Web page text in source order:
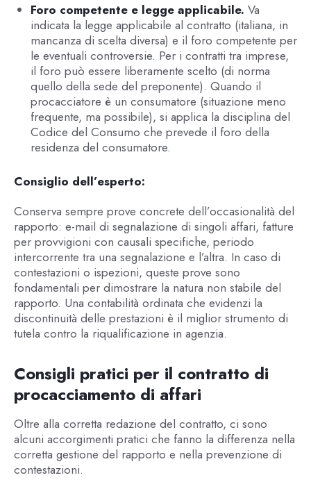
Foro competente e legge applicabile. Va
indicata la legge applicabile al contratto (italiana, in
mancanza di scelta diversa) e il foro competente per
le eventuali controversie. Per i contratti tra imprese,
il foro può essere liberamente scelto (di norma
quello della sede del preponente). Quando il
procacciatore è un consumatore (situazione meno
frequente, ma possibile), si applica la disciplina del
Codice del Consumo che prevede il foro della
residenza del consumatore.
Consiglio dell’esperto:
Conserva sempre prove concrete dell’occasionalità del
rapporto: e-mail di segnalazione di singoli affari, fatture
per provvigioni con causali specifiche, periodo
intercorrente tra una segnalazione e l’altra. In caso di
contestazioni o ispezioni, queste prove sono
fondamentali per dimostrare la natura non stabile del
rapporto. Una contabilità ordinata che evidenzi la
discontinuità delle prestazioni è il miglior strumento di
tutela contro la riqualificazione in agenzia.
Consigli pratici per il contratto di
procacciamento di affari
Oltre alla corretta redazione del contratto, ci sono
alcuni accorgimenti pratici che fanno la differenza nella
corretta gestione del rapporto e nella prevenzione di
contestazioni.